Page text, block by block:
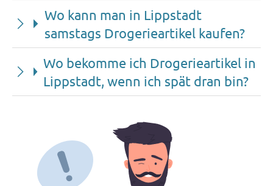
Wo kann man in Lippstadt
samstags Drogerieartikel kaufen?
Wo bekomme ich Drogerieartikel in
Lippstadt, wenn ich spät dran bin?